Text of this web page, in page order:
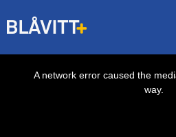
A network error caused the
way.